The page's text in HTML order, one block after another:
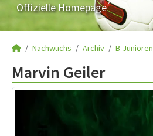
Offizielle Homepage
Nachwuchs Archiv B-Junioren
Marvin Geiler